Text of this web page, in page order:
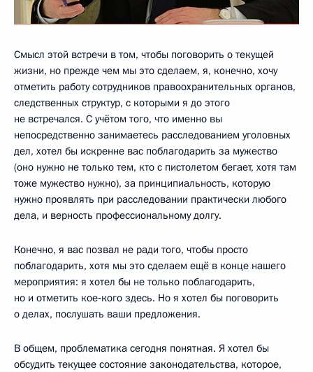
Смысл этой встречи в том, чтобы поговорить о текущей
жизни, но прежде чем мы это сделаем, я, конечно, хочу
отметить работу сотрудников правоохранительных органов,
следственных структур, с которыми я до этого
не встречался. С учётом того, что именно вы
непосредственно занимаетесь расследованием уголовных
дел, хотел бы искренне вас поблагодарить за мужество
(оно нужно не только тем, кто с пистолетом бегает, хотя там
тоже мужество нужно), за принципиальность, которую
нужно проявлять при расследовании практически любого
дела, и верность профессиональному долгу.
Конечно, я вас позвал не ради того, чтобы просто
поблагодарить, хотя мы это сделаем ещё в конце нашего
мероприятия: я хотел бы не только поблагодарить,
но и отметить кое‑кого здесь. Но я хотел бы поговорить
о делах, послушать ваши предложения.
В общем, проблематика сегодня понятная. Я хотел бы
обсудить текущее состояние законодательства, которое,